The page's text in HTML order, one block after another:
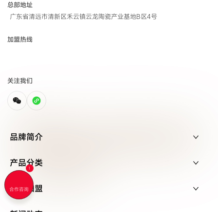
总部地址
广东省清远市清新区禾云镇云龙陶瓷产业基地B区4号
加盟热线
关注我们
品牌简介
产品分类
招商加盟
合作咨询